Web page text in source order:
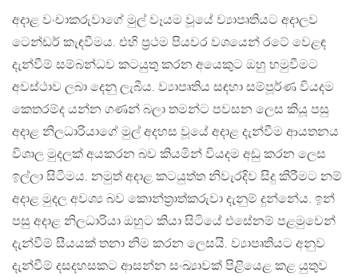
අදාළ වංචාකරුවාගේ මුල් වෑයම වූයේ ව්‍යාපෘතියට අදාලව
ටෙන්ඩර් කැඳවීමය. එහි ප්‍රථම පියවර වශයෙන් රටේ වෙළඳ
දැන්වීම් සම්බන්ධව කටයුතු කරන අයෙකුට ඔහු හමුවීමට
අවස්ථාව ලබා දෙනු ලැබීය. ව්‍යාපෘතිය සඳහා සම්පූර්ණ වියදම
කෙතරම්ද යන්න ගණන් බලා තමන්ට පවසන ලෙස කියූ පසු
අදාළ නිලධාරියාගේ මුල් අදහස වූයේ අදාළ දැන්වීම ආයතනය
විශාල මුදලක් අයකරන බව කියමින් වියදම අඩු කරන ලෙස
ඉල්ලා සිටීමය. නමුත් අදාළ කටයුත්ත නිවැරදිව සිදු කිරීමට නම්
අදාළ මුදල අවශ්‍ය බව කොන්ත්‍රාත්කරුවා දැනුම් දුන්නේය. ඉන්
පසු අදාළ නිලධාරියා ඔහුට කියා සිටියේ එසේනම් පළමුවෙන්
දැන්වීම් සීයයක් තනා නිම කරන ලෙසයි. ව්‍යාපෘතියට අනුව
දැන්වීම් දසදහසකට ආසන්න සංඛ්‍යාවක් පිළියෙළ කළ යුතුව